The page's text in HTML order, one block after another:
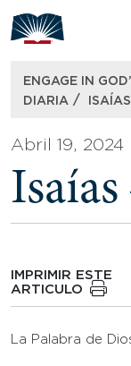
to
content
ENGAGE IN
DIARIA /
Abril 19, 2024
IMPRIMIR ESTE
ARTICULO
La Palabra de